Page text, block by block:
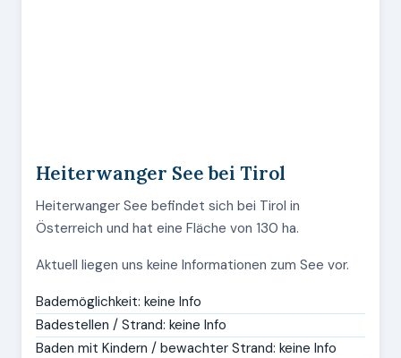
Heiterwanger See bei Tirol
Heiterwanger See befindet sich bei Tirol in
Österreich und hat eine Fläche von 130 ha.
Aktuell liegen uns keine Informationen zum See vor.
Bademöglichkeit: keine Info
Badestellen / Strand: keine Info
Baden mit Kindern / bewachter Strand: keine Info